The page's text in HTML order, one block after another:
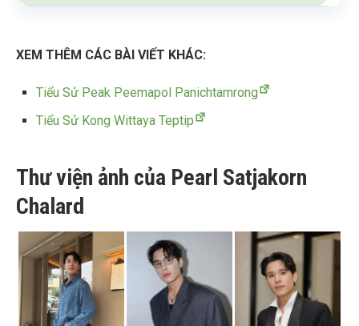
XEM THÊM CÁC BÀI VIẾT KHÁC:
Tiểu Sử Peak Peemapol Panichtamrong
Tiểu Sử Kong Wittaya Teptip
Thư viện ảnh của Pearl Satjakorn
Chalard